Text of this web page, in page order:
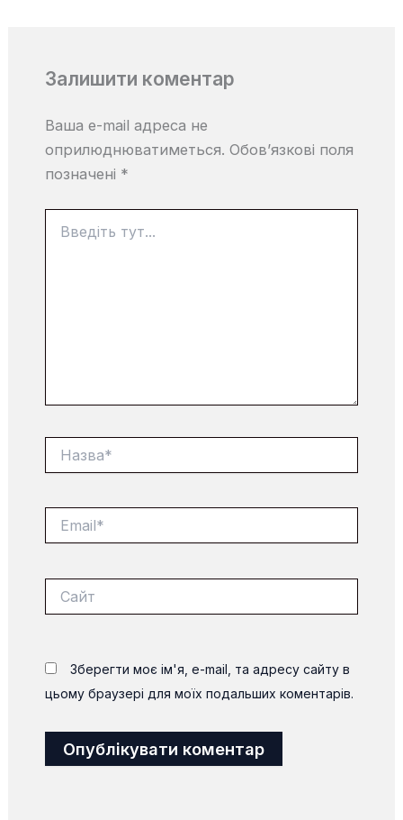
Залишити коментар
Ваша e-mail адреса не
оприлюднюватиметься. Обов’язкові поля
позначені *
тут...
Зберегти моє ім'я, e-mail, та адресу сайту в
цьому браузері для моїх подальших коментарів.